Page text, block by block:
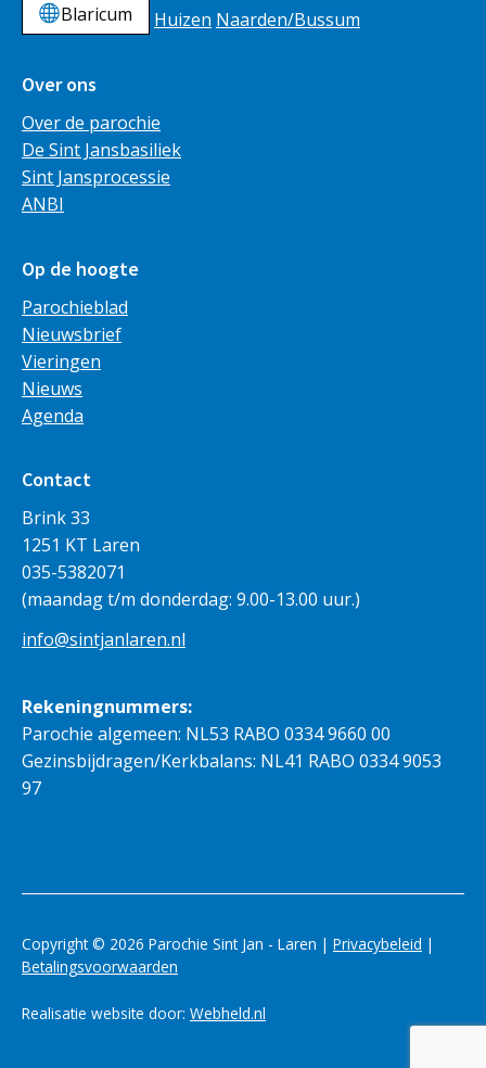
Blaricum
Huizen Naarden/Bussum
Over ons
Over de parochie
De Sint Jansbasiliek
Sint Jansprocessie
ANBI
Op de hoogte
Parochieblad
Nieuwsbrief
Vieringen
Nieuws
Agenda
Contact
Brink 33
1251 KT Laren
035-5382071
(maandag t/m donderdag: 9.00-13.00 uur.)
info@sintjanlaren.nl
Rekeningnummers:
Parochie algemeen: NL53 RABO 0334 9660 00
Gezinsbijdragen/Kerkbalans: NL41 RABO 0334 9053
97
Copyright © 2026 Parochie Sint Jan - Laren | Privacybeleid |
Betalingsvoorwaarden
Realisatie website door: Webheld.nl